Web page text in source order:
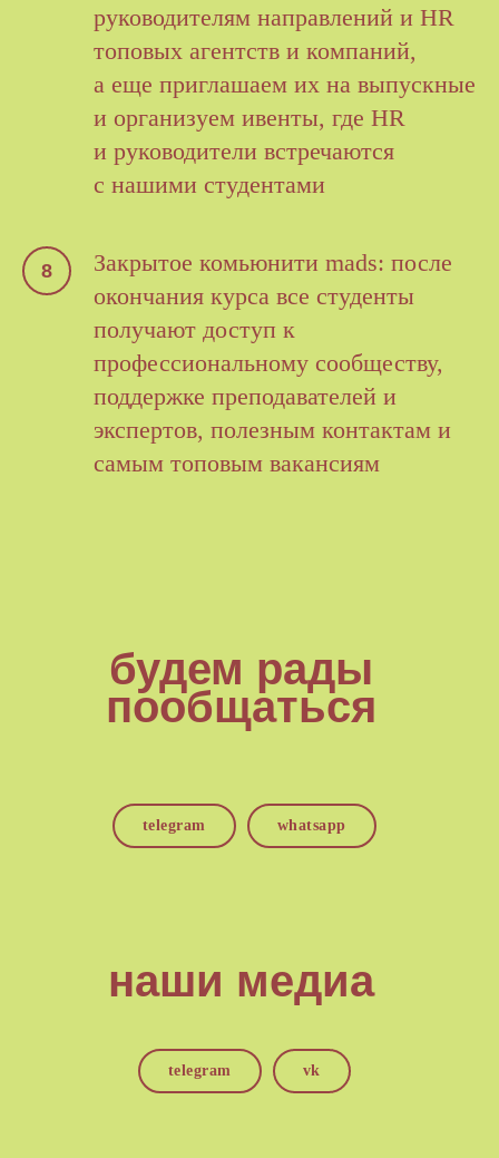
руководителям направлений и HR
топовых агентств и компаний,
а еще приглашаем их на выпускные
и организуем ивенты, где HR
и руководители встречаются
с нашими студентами
Закрытое комьюнити mads: после
окончания курса все студенты
получают доступ к
профессиональному сообществу,
поддержке преподавателей и
экспертов, полезным контактам и
самым топовым вакансиям
будем рады
пообщаться
telegram whatsapp
наши медиа
telegram vk